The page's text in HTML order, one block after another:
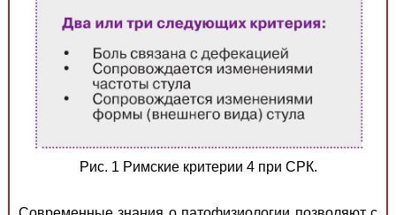
Рис. 1 Римские критерии 4 при СРК.